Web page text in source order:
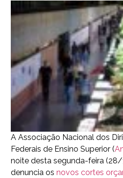
A Associação Nacional dos
Federais de Ensino Superior (
noite desta segunda-feira (28/
denuncia os novos cortes